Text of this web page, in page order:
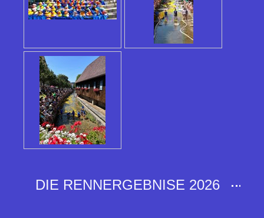
DIE RENNERGEBNISE 2026